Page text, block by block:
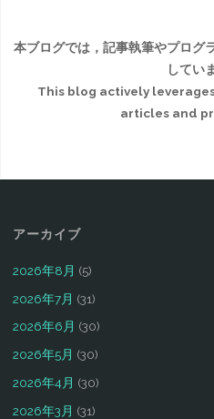
本ブログでは，記事執筆やプログ
してい
This blog actively
articles and
アーカイブ
2026年8月 (5)
2026年7月 (31)
2026年6月 (30)
2026年5月 (30)
2026年4月 (30)
2026年3月 (31)